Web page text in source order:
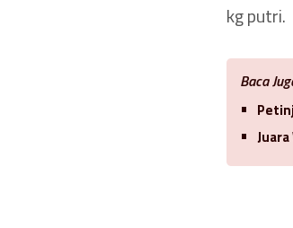
kg putri.
Baca